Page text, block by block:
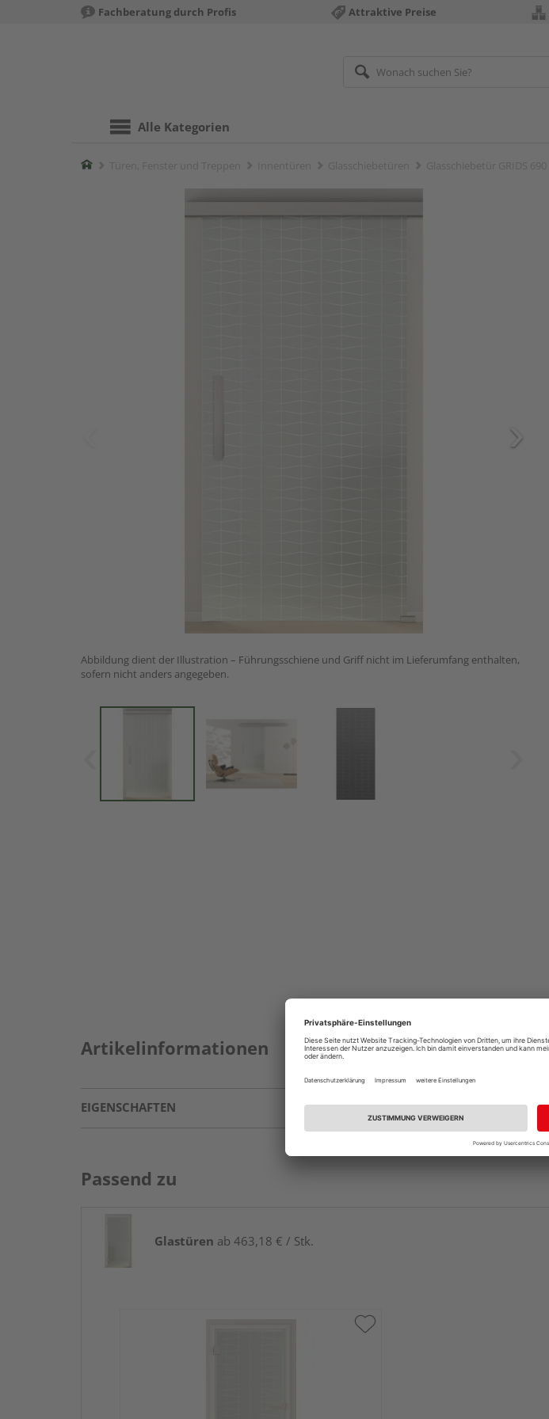
Fachberatung durch Profis Attraktive Preise
Alle Kategorien
Home
Abbildung dient der Illustration – Führungsschiene und Griff nicht im Lieferumfang enthalten,
sofern nicht anders angegeben.
Artikelinformationen
EIGENSCHAFTEN
Passend zu
Glastüren ab 463,18 € / Stk.